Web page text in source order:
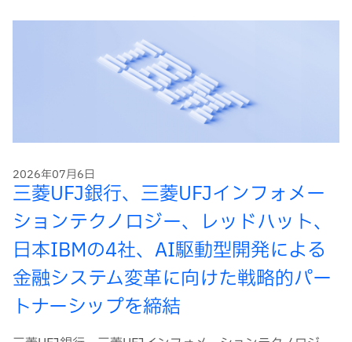
2026年07月6日
三菱UFJ銀行、三菱UFJインフォメー
ションテクノロジー、レッドハット、
日本IBMの4社、AI駆動型開発による
金融システム変革に向けた戦略的パー
トナーシップを締結